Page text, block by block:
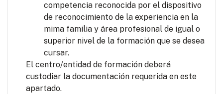
competencia reconocida por el dispositivo
de reconocimiento de la experiencia en la
mima familia y área profesional de igual o
superior nivel de la formación que se desea
cursar.
El centro/entidad de formación deberá
custodiar la documentación requerida en este
apartado.